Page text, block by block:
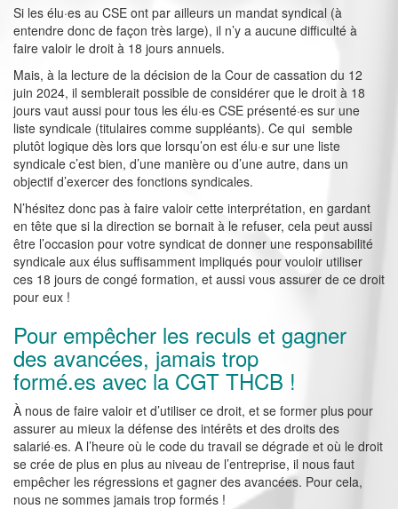
Si les élu·es au CSE ont par ailleurs un mandat syndical (à
entendre donc de façon très large), il n’y a aucune difficulté à
faire valoir le droit à 18 jours annuels.
Mais, à la lecture de la décision de la Cour de cassation du 12
juin 2024, il semblerait possible de considérer que le droit à 18
jours vaut aussi pour tous les élu·es CSE présenté·es sur une
liste syndicale (titulaires comme suppléants). Ce qui semble
plutôt logique dès lors que lorsqu’on est élu·e sur une liste
syndicale c’est bien, d’une manière ou d’une autre, dans un
objectif d’exercer des fonctions syndicales.
N’hésitez donc pas à faire valoir cette interprétation, en gardant
en tête que si la direction se bornait à le refuser, cela peut aussi
être l’occasion pour votre syndicat de donner une responsabilité
syndicale aux élus suffisamment impliqués pour vouloir utiliser
ces 18 jours de congé formation, et aussi vous assurer de ce droit
pour eux !
Pour empêcher les reculs et gagner
des avancées, jamais trop
formé.es avec la CGT THCB !
À nous de faire valoir et d’utiliser ce droit, et se former plus pour
assurer au mieux la défense des intérêts et des droits des
salarié·es. A l’heure où le code du travail se dégrade et où le droit
se crée de plus en plus au niveau de l’entreprise, il nous faut
empêcher les régressions et gagner des avancées. Pour cela,
nous ne sommes jamais trop formés !